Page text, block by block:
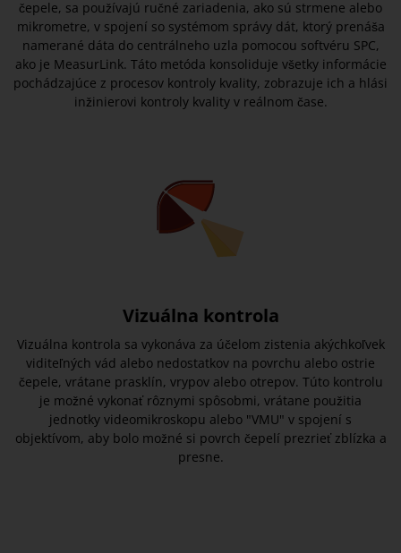
čepele, sa používajú ručné zariadenia, ako sú strmene alebo
mikrometre, v spojení so systémom správy dát, ktorý prenáša
namerané dáta do centrálneho uzla pomocou softvéru SPC,
ako je MeasurLink. Táto metóda konsoliduje všetky informácie
pochádzajúce z procesov kontroly kvality, zobrazuje ich a hlási
inžinierovi kontroly kvality v reálnom čase.
Vizuálna kontrola
Vizuálna kontrola sa vykonáva za účelom zistenia akýchkoľvek
viditeľných vád alebo nedostatkov na povrchu alebo ostrie
čepele, vrátane prasklín, vrypov alebo otrepov. Túto kontrolu
je možné vykonať rôznymi spôsobmi, vrátane použitia
jednotky videomikroskopu alebo "VMU" v spojení s
objektívom, aby bolo možné si povrch čepelí prezrieť zblízka a
presne.